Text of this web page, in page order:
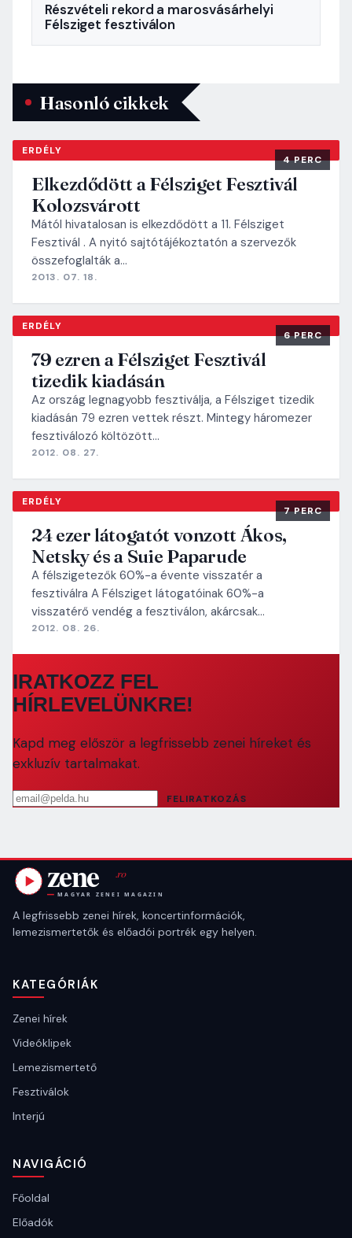
Részvételi rekord a marosvásárhelyi
Félsziget fesztiválon
Hasonló cikkek
ERDÉLY
4 PERC
Elkezdődött a Félsziget Fesztivál
Kolozsvárott
Mától hivatalosan is elkezdődött a 11. Félsziget
Fesztivál . A nyitó sajtótájékoztatón a szervezők
összefoglalták a…
2013. 07. 18.
ERDÉLY
6 PERC
79 ezren a Félsziget Fesztivál
tizedik kiadásán
Az ország legnagyobb fesztiválja, a Félsziget tizedik
kiadásán 79 ezren vettek részt. Mintegy háromezer
fesztiválozó költözött…
2012. 08. 27.
ERDÉLY
7 PERC
24 ezer látogatót vonzott Ákos,
Netsky és a Suie Paparude
A félszigetezők 60%-a évente visszatér a
fesztiválra A Félsziget látogatóinak 60%-a
visszatérő vendég a fesztiválon, akárcsak…
2012. 08. 26.
IRATKOZZ FEL
HÍRLEVELÜNKRE!
Kapd meg először a legfrissebb zenei híreket és
exkluzív tartalmakat.
Email cím
FELIRATKOZÁS
A legfrissebb zenei hírek, koncertinformációk,
lemezismertetők és előadói portrék egy helyen.
KATEGÓRIÁK
Zenei hírek
Videóklipek
Lemezismertető
Fesztiválok
Interjú
NAVIGÁCIÓ
Főoldal
Előadók